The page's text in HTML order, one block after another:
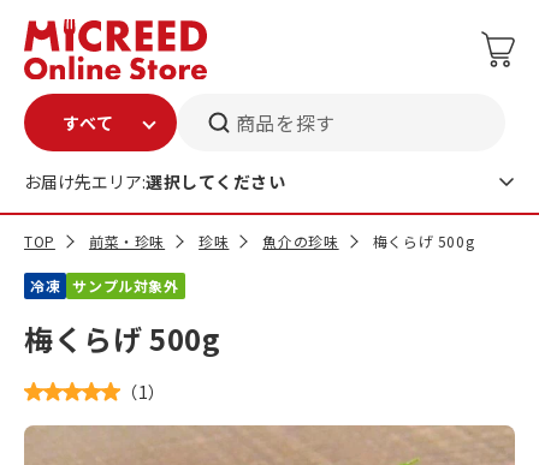
商品を探す
お届け先エリア:選択してください
TOP 前菜・珍味 珍味 魚介の珍味 梅くらげ 500g
冷凍 サンプル対象外
梅くらげ 500g
（1）